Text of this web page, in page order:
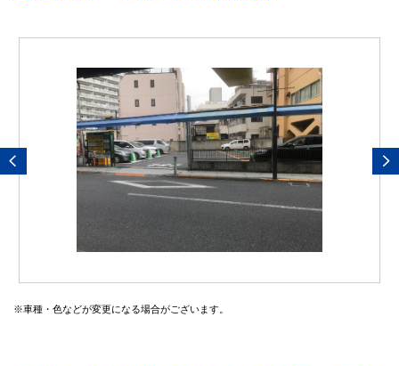
※車種・色などが変更になる場合がございます。